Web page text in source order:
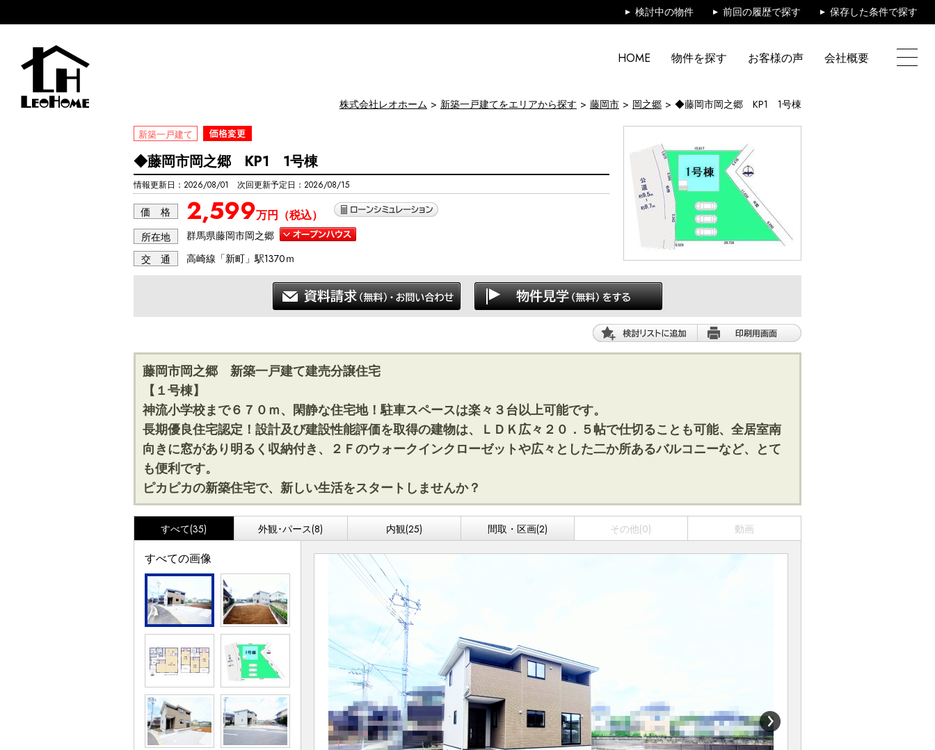
検討中の物件 前回の履歴で探す 保存した条件で探す
HOME 物件を探す お客様の声 会社概要
株式会社レオホーム 新築一戸建てをエリアから探す 藤岡市 岡之郷 ◆藤岡市岡之郷 KP1 1号棟
新築一戸建て
◆藤岡市岡之郷 KP1 1号棟
情報更新日：2026/08/01 次回更新予定日：2026/08/15
価 格 2,599万円（税込）
所在地
群馬県藤岡市岡之郷
交 通
高崎線「新町」駅1370ｍ
藤岡市岡之郷 新築一戸建て建売分譲住宅
【１号棟】
神流小学校まで６７０ｍ、閑静な住宅地！駐車スペースは楽々３台以上可能です。
長期優良住宅認定！設計及び建設性能評価を取得の建物は、ＬＤＫ広々２０．５帖で仕切ることも可能、全居室南
向きに窓があり明るく収納付き、２Ｆのウォークインクローゼットや広々とした二か所あるバルコニーなど、とて
も便利です。
ピカピカの新築住宅で、新しい生活をスタートしませんか？
すべて(35) 外観･パース(8) 内観(25) 間取・区画(2) その他(0) 動画
すべての画像